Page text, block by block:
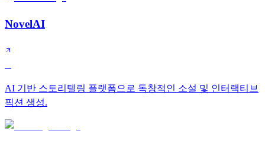
NovelAI
AI 기반 스토리텔링 플랫폼으로 독창적인 소설 및 인터랙티브
픽션 생성.